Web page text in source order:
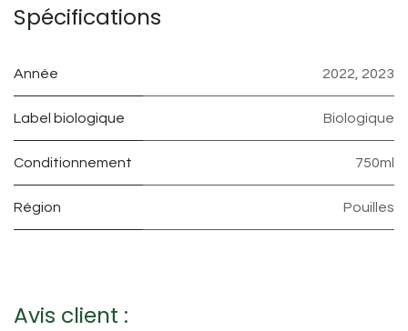
Spécifications
Année 2022 2023
Label biologique Biologique
Conditionnement 750ml
Région Pouilles
Avis client :